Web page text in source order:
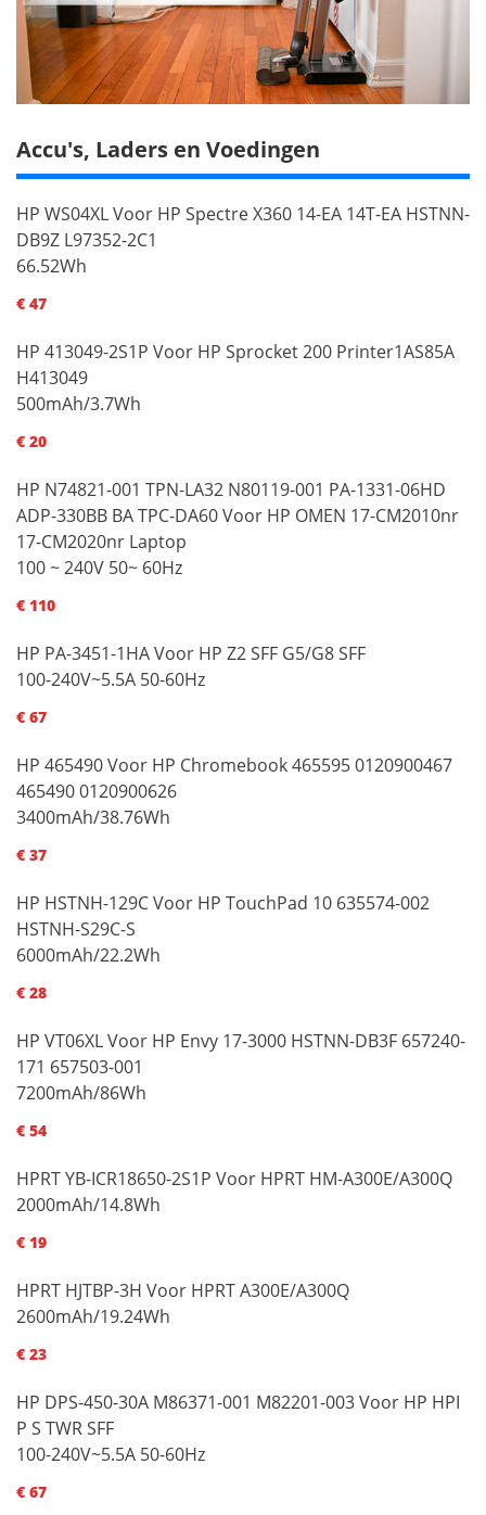
Accu's, Laders en Voedingen
HP WS04XL Voor HP Spectre X360 14-EA 14T-EA HSTNN-
DB9Z L97352-2C1
66.52Wh
€ 47
HP 413049-2S1P Voor HP Sprocket 200 Printer1AS85A
H413049
500mAh/3.7Wh
€ 20
HP N74821-001 TPN-LA32 N80119-001 PA-1331-06HD
ADP-330BB BA TPC-DA60 Voor HP OMEN 17-CM2010nr
17-CM2020nr Laptop
100 ~ 240V 50~ 60Hz
€ 110
HP PA-3451-1HA Voor HP Z2 SFF G5/G8 SFF
100-240V~5.5A 50-60Hz
€ 67
HP 465490 Voor HP Chromebook 465595 0120900467
465490 0120900626
3400mAh/38.76Wh
€ 37
HP HSTNH-129C Voor HP TouchPad 10 635574-002
HSTNH-S29C-S
6000mAh/22.2Wh
€ 28
HP VT06XL Voor HP Envy 17-3000 HSTNN-DB3F 657240-
171 657503-001
7200mAh/86Wh
€ 54
HPRT YB-ICR18650-2S1P Voor HPRT HM-A300E/A300Q
2000mAh/14.8Wh
€ 19
HPRT HJTBP-3H Voor HPRT A300E/A300Q
2600mAh/19.24Wh
€ 23
HP DPS-450-30A M86371-001 M82201-003 Voor HP HPI
P S TWR SFF
100-240V~5.5A 50-60Hz
€ 67